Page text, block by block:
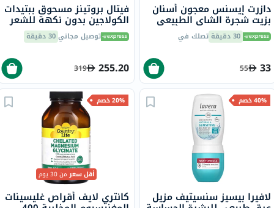
دازرت إيسنس معجون أسنان
بزيت شجرة الشاي الطبيعي
لتبييض الأسنان، 6.25 أونصة،
176 جرام 30 دقيقة تصلك في
33
55
فيتال بروتينز مسحوق ببتيدات
الكولاجين بدون نكهة للشعر
والبشرة والأظافر 567 جرام
توصيل مجاني30 دقيقة
255.20
319
40% خصم
لافيرا بيسيز سنسيتيف مزيل
20% خصم
أقل سعرمن 30 يوم
كانتري لايف أقراص غليسينات